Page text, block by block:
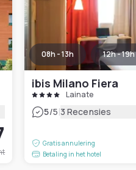
08h - 13h 12h - 19h
ibis Milano Fiera
Lainate
5/5|3 Recensies
Gratis annulering
Betaling in het hotel